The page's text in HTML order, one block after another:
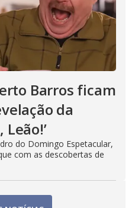
Barros ficam
da
Leão!’
do Domingo Espetacular,
com as descobertas de